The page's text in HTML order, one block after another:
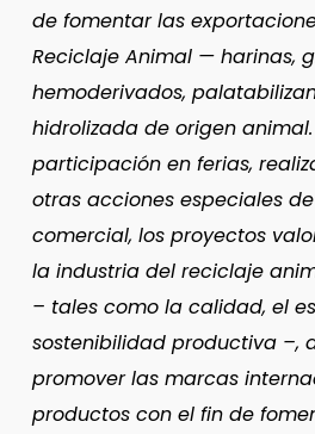
de fomentar las
Reciclaje Animal — harinas,
hemoderivados,
hidrolizada de origen
participación en ferias,
otras acciones especiales
comercial, los proyectos
la industria del reciclaje
– tales como la calidad, el
sostenibilidad productiva –,
promover las marcas
productos con el fin de